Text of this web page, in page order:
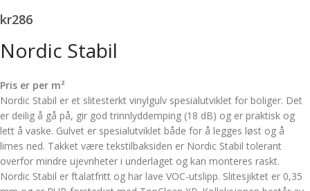
kr286
Nordic Stabil
Pris er per m²
Nordic Stabil er et slitesterkt vinylgulv spesialutviklet for boliger. Det
er deilig å gå på, gir god trinnlyddemping (18 dB) og er praktisk og
lett å vaske. Gulvet er spesialutviklet både for å legges løst og å
limes ned. Takket være tekstilbaksiden er Nordic Stabil tolerant
overfor mindre ujevnheter i underlaget og kan monteres raskt.
Nordic Stabil er ftalatfritt og har lave VOC-utslipp. Slitesjiktet er 0,35